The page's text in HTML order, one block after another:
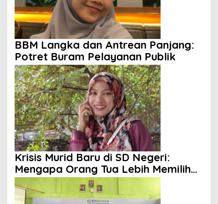
BBM Langka dan Antrean Panjang:
Potret Buram Pelayanan Publik
Krisis Murid Baru di SD Negeri:
Mengapa Orang Tua Lebih Memilih
Sekolah Swasta?